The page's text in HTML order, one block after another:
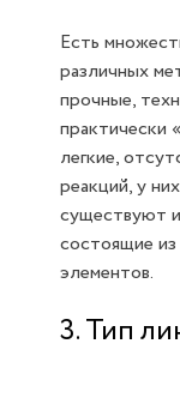
Есть
различных
прочные,
практически
легкие,
реакций, у
существуют
состоящие
элементов.
3. Тип